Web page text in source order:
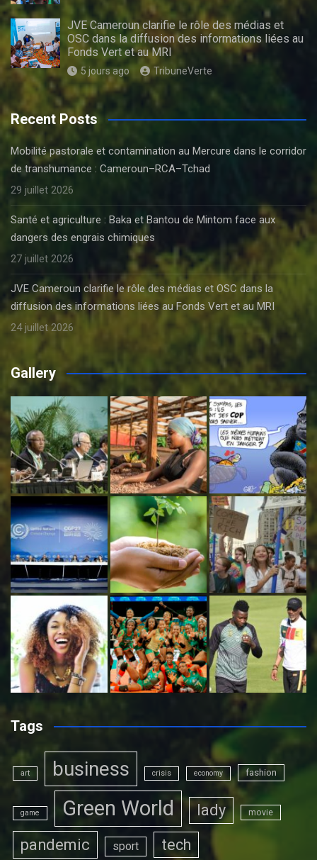
JVE Cameroun clarifie le rôle des médias et
OSC dans la diffusion des informations liées au
Fonds Vert et au MRI
5 jours ago TribuneVerte
Recent Posts
Mobilité pastorale et contamination au Mercure dans le corridor
de transhumance : Cameroun–RCA–Tchad
29 juillet 2026
Santé et agriculture : Baka et Bantou de Mintom face aux
dangers des engrais chimiques
27 juillet 2026
JVE Cameroun clarifie le rôle des médias et OSC dans la
diffusion des informations liées au Fonds Vert et au MRI
24 juillet 2026
Gallery
Tags
art business crisis economy fashion
game Green World lady movie
pandemic sport tech